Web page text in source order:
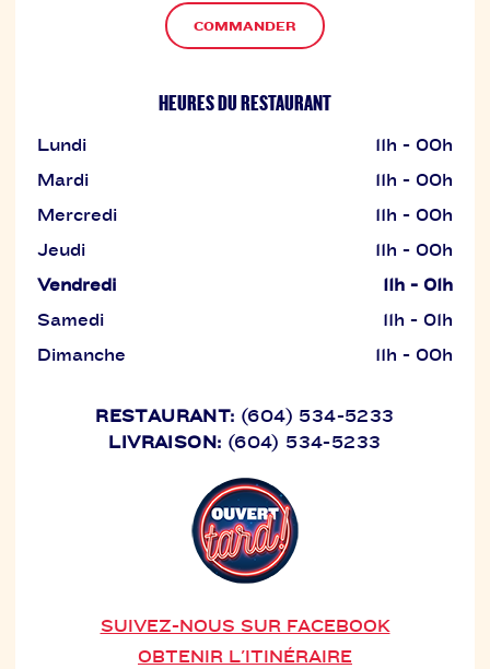
COMMANDER
HEURES DU RESTAURANT
Lundi
11h - 00h
Mardi
11h - 00h
Mercredi
11h - 00h
Jeudi
11h - 00h
Vendredi
11h - 01h
Samedi
11h - 01h
Dimanche
11h - 00h
SUIVEZ-NOUS SUR FACEBOOK
OBTENIR L'ITINÉRAIRE
RESTAURANT: (604) 534-5233
LIVRAISON: (604) 534-5233